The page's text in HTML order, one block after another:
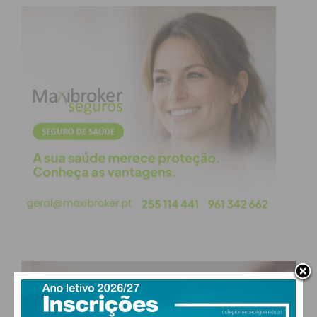
repertório. Às 21.30h será apresentado o
documentário “Com a palavra” de Marcelo
Machado, no Recreatório Paroquial.
No dia seguinte será a vez do rapper Mundo
Segundo falar com os alunos, desta feita do
secundário, sobre o poder da escrita. Às 21.30h
será a vez da cantautora Márcia conversar sobre a
relação entre a sua música e a poesia.
Em permanência, o Escritaria contará com duas
Mafalda Rocha que estará patente no Ponto C e “Se
você não passa no morro, eu quase morro”, de José
A. Nunes, que pode ser visitada na Biblioteca
PAÇOS DE FERREIRA
°
clear sky